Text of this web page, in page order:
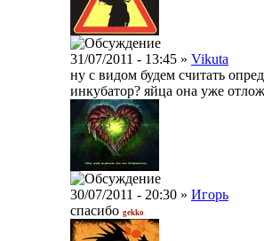
31/07/2011 - 13:45 » Vikuta
ну с видом будем считать
инкубатор? яйца она уже
30/07/2011 - 20:30 » Игорь
спасибо gekko.